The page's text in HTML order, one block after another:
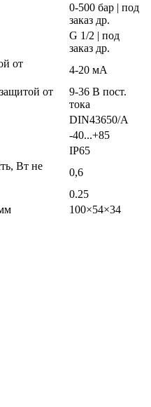
0-500 бар | под
заказ др.
G 1/2 | под
заказ др.
от
4-20 мА
от
9-36 В пост.
тока
DIN43650/A
-40...+85
IP65
Вт не
0,6
0.25
100×54×34